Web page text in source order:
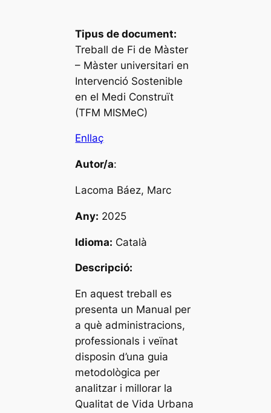
Tipus de document:
Treball de Fi de Màster
– Màster universitari en
Intervenció Sostenible
en el Medi Construït
(TFM MISMeC)
Enllaç
Autor/a:
Lacoma Báez, Marc
Any: 2025
Idioma: Català
Descripció:
En aquest treball es
presenta un Manual per
a què administracions,
professionals i veïnat
disposin d’una guia
metodològica per
analitzar i millorar la
Qualitat de Vida Urbana